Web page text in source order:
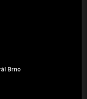
Brno